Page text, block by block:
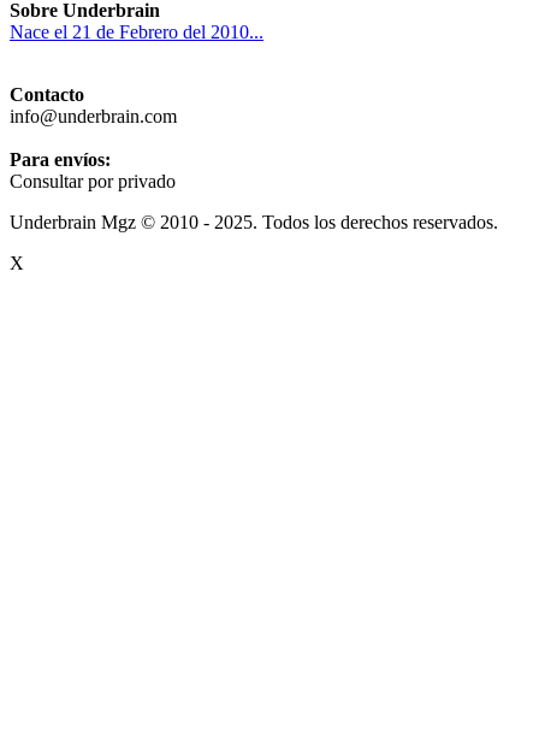
Sobre Underbrain
Nace el 21 de Febrero del 2010...
Contacto
info@underbrain.com
Para envíos:
Consultar por privado
Underbrain Mgz © 2010 - 2025. Todos los derechos reservados.
X